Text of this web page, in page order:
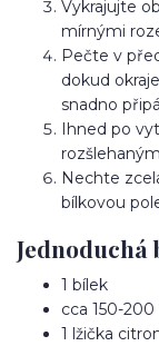
Vykrajujte
mírnými
Pečte v
dokud
snadno
Ihned po
Nechte
bílkovou
Jednoduchá
1 bílek
cca 150-
1 lžička